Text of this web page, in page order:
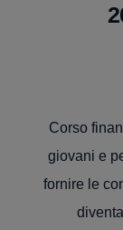
Corso
giovani e
fornire le